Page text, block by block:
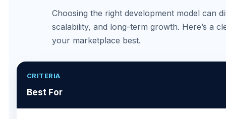
Choosing the right development model can
scalability, and long-term growth. Here’s a
your marketplace best.
Best For